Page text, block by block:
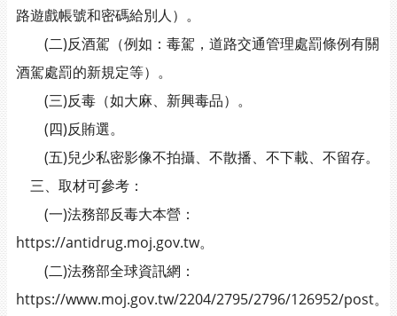
路遊戲帳號和密碼給別人）。
(二)反酒駕（例如：毒駕，道路交通管理處罰條例有關
酒駕處罰的新規定等）。
(三)反毒（如大麻、新興毒品）。
(四)反賄選。
(五)兒少私密影像不拍攝、不散播、不下載、不留存。
三、取材可參考：
(一)法務部反毒大本營：
https://antidrug.moj.gov.tw。
(二)法務部全球資訊網：
https://www.moj.gov.tw/2204/2795/2796/126952/post。